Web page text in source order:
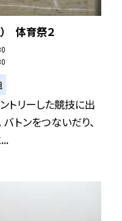
体育祭２
トリーした競技に出
バトンをつないだり、